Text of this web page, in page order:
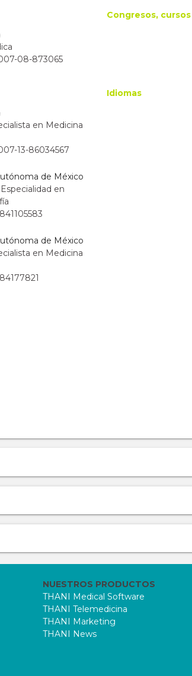
08-873065
Congresos,
en Medicina
13-86034567
de México
en
de México
en Medicina
Idiomas
NUESTROS PRODUCTOS
THANI Medical Software
THANI Telemedicina
THANI Marketing
THANI News